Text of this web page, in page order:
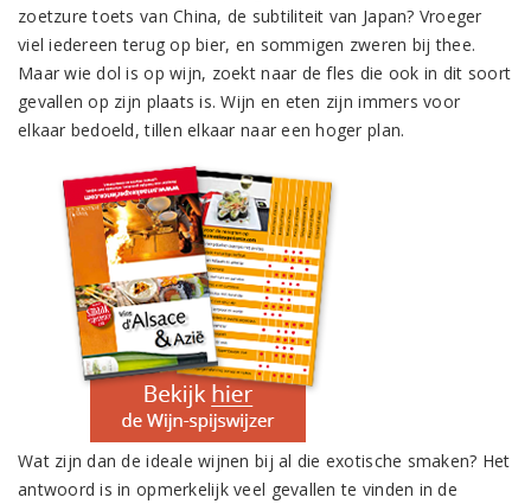
zoetzure toets van China, de subtiliteit van Japan? Vroeger
viel iedereen terug op bier, en sommigen zweren bij thee.
Maar wie dol is op wijn, zoekt naar de fles die ook in dit soort
gevallen op zijn plaats is. Wijn en eten zijn immers voor
elkaar bedoeld, tillen elkaar naar een hoger plan.
Wat zijn dan de ideale wijnen bij al die exotische smaken? Het
antwoord is in opmerkelijk veel gevallen te vinden in de